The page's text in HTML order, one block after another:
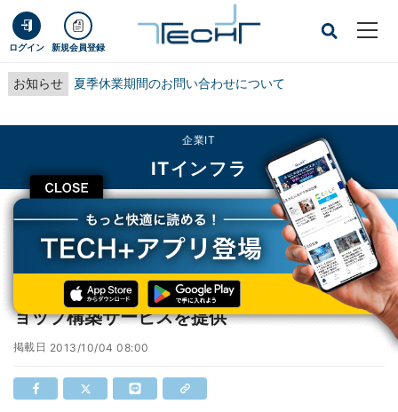
ログイン 新規会員登録
お知らせ 夏季休業期間のお問い合わせについて
CLOSE
企業IT
ITインフラ
TECH+ 企業IT
ITインフラ
OBC、GMOメイクショップと連携しネットショップ構築サービスを提供
OBC、GMOメイクショップと連携しネットシ
ョップ構築サービスを提供
掲載日 2013/10/04 08:00